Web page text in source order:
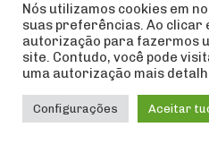
© Copyright ABEE |
Esportiva 2018 |
Nós utilizamos cookies em
suas preferências. Ao clicar
autorização para fazermos
site. Contudo, você pode
uma autorização mais
Configurações Aceitar